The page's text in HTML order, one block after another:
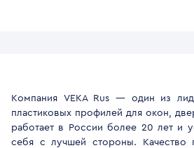
Компания VEKA Rus — один из
пластиковых профилей для окон,
работает в России более 20 лет и
себя с лучшей стороны. Качество